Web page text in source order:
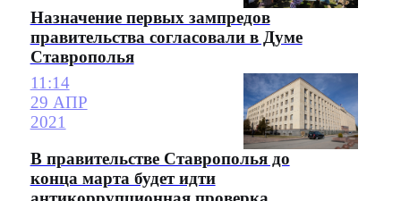
Назначение первых зампредов
правительства согласовали в Думе
Ставрополья
11:14
29 АПР
2021
В правительстве Ставрополья до
конца марта будет идти